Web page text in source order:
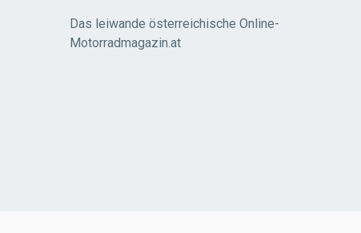
Das leiwande österreichische Online-
Motorradmagazin.at